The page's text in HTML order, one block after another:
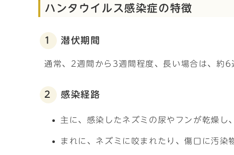
ハンタウイルス感染症の特徴
1 潜伏期間
通常、2週間から3週間程度、長い場合は、約6
2 感染経路
主に、感染したネズミの尿やフンが乾燥し
まれに、ネズミに咬まれたり、傷口に汚染